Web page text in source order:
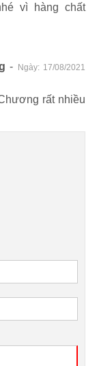
vì hàng chất
- Ngày: 17/08/2021
rất nhiều